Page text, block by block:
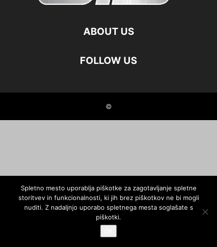
ABOUT US
FOLLOW US
©
Spletno mesto uporablja piškotke za zagotavljanje spletne
storitvev in funkcionalnosti, ki jih brez piškotkov ne bi mogli
nuditi. Z nadaljnjo uporabo spletnega mesta soglašate s
piškotki.